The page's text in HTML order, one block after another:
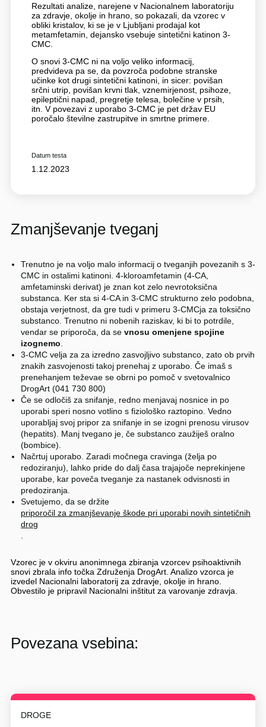
Rezultati analize, narejene v Nacionalnem laboratoriju
za zdravje, okolje in hrano, so pokazali, da vzorec v
obliki kristalov, ki se je v Ljubljani prodajal kot
metamfetamin, dejansko vsebuje sintetični katinon 3-
CMC.
O snovi 3-CMC ni na voljo veliko informacij,
predvideva pa se, da povzroča podobne stranske
učinke kot drugi sintetični katinoni, in sicer: povišan
srčni utrip, povišan krvni tlak, vznemirjenost, psihoze,
epileptični napad, pregretje telesa, bolečine v prsih,
itn. V povezavi z uporabo 3-CMC je pet držav EU
poročalo številne zastrupitve in smrtne primere.
Datum testa
1.12.2023
Zmanjševanje tveganj
Trenutno je na voljo malo informacij o tveganjih povezanih s 3-
CMC in ostalimi katinoni. 4-kloroamfetamin (4-CA,
amfetaminski derivat) je znan kot zelo nevrotoksična
substanca. Ker sta si 4-CA in 3-CMC strukturno zelo podobna,
obstaja verjetnost, da gre tudi v primeru 3-CMCja za toksično
substanco. Trenutno ni nobenih raziskav, ki bi to potrdile,
vendar se priporoča, da sevnosu omenjene spojine
izognemo.
3-CMC velja za za izredno zasvojljivo substanco, zato ob prvih
znakih zasvojenosti takoj prenehaj z uporabo. Če imaš s
prenehanjem teževae se obrni po pomoč v svetovalnico
DrogArt (041 730 800)
Če se odločiš za snifanje, redno menjavaj nosnice in po
uporabi speri nosno votlino s fiziološko raztopino. Vedno
uporabljaj svoj pripor za snifanje in se izogni prenosu virusov
(hepatits). Manj tvegano je, če substanco zaužiješ oralno
(bombice).
Načrtuj uporabo. Zaradi močnega cravinga (želja po
redoziranju), lahko pride do dalj časa trajajoče neprekinjene
uporabe, kar poveča tveganje za nastanek odvisnosti in
predoziranja.
Svetujemo, da se držite
priporočil za zmanjševanje škode pri uporabi novih sintetičnih
drog
.
Vzorec je v okviru anonimnega zbiranja vzorcev psihoaktivnih
snovi zbrala info točka Združenja DrogArt. Analizo vzorca je
izvedel Nacionalni laboratorij za zdravje, okolje in hrano.
Obvestilo je pripravil Nacionalni inštitut za varovanje zdravja.
Povezana vsebina:
DROGE